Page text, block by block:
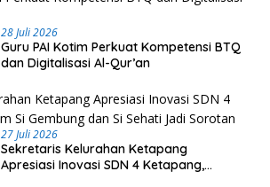
28 Juli 2026
Guru PAI Kotim Perkuat Kompetensi BTQ
dan Digitalisasi Al-Qur’an
27 Juli 2026
Sekretaris Kelurahan Ketapang
Apresiasi Inovasi SDN 4 Ketapang,